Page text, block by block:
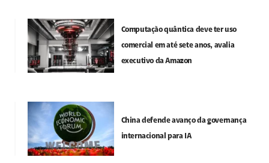
Computação quântica deve ter uso
comercial em até sete anos, avalia
executivo da Amazon
China defende avanço da governança
internacional para IA